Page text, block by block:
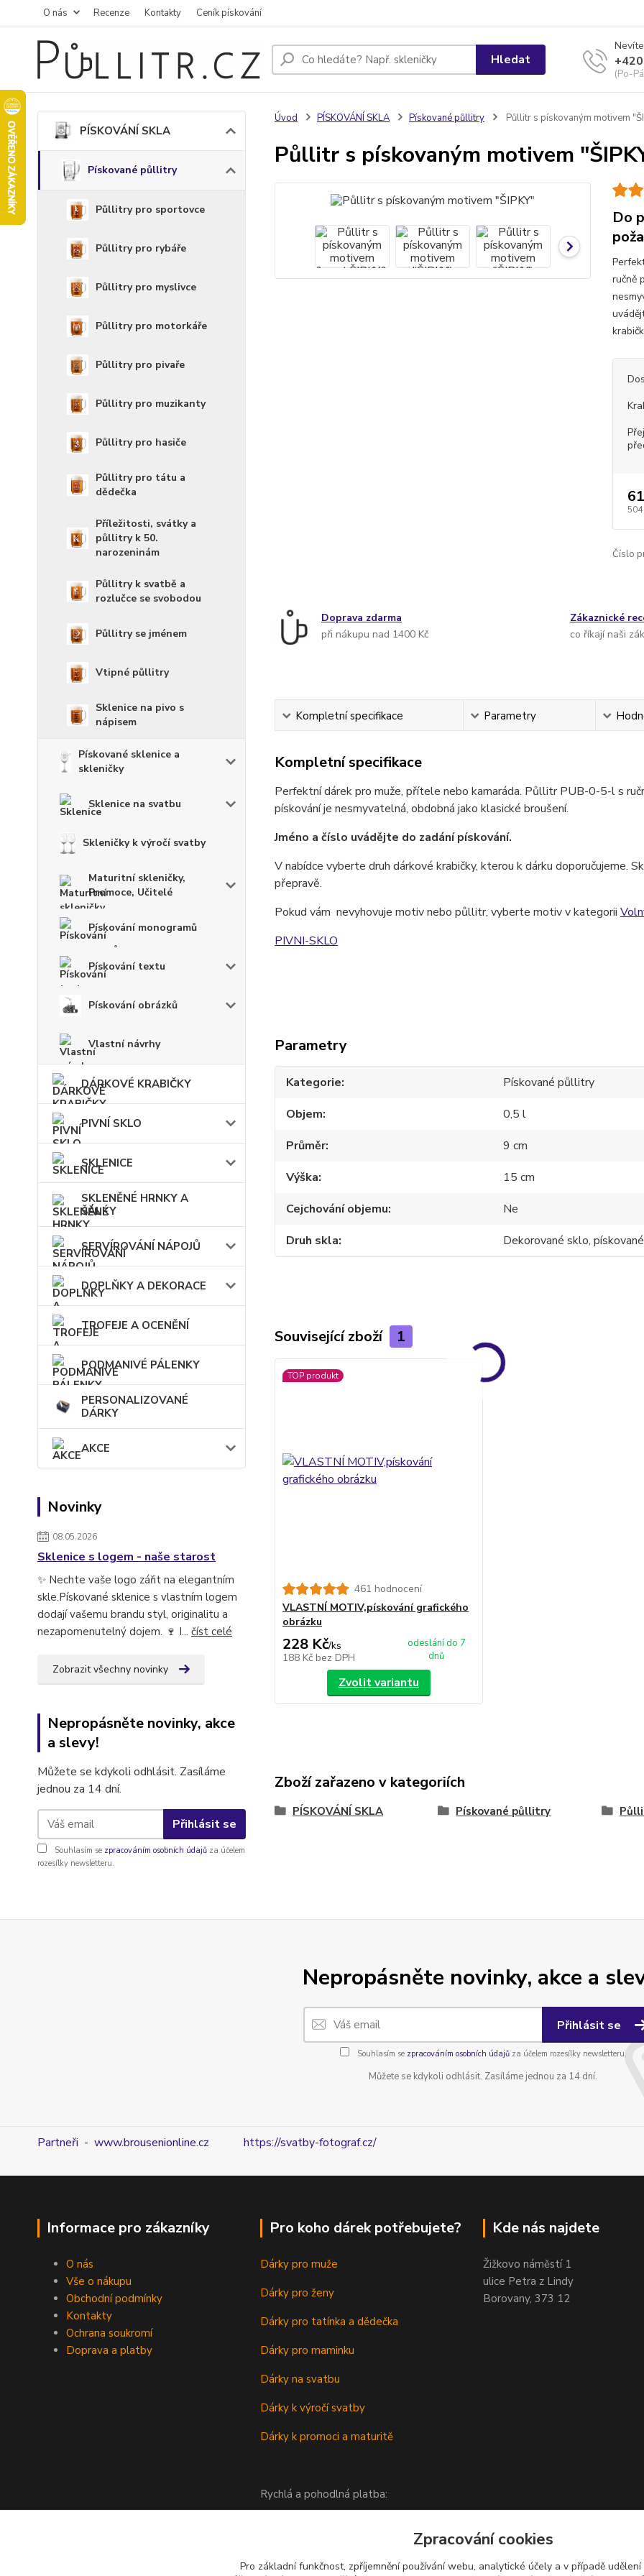
O nás Recenze Kontakty Ceník pískování
Hledat
(Po-
PÍSKOVÁNÍ SKLA
Pískované půllitry
Půllitry pro sportovce
Půllitry pro rybáře
Půllitry pro myslivce
Půllitry pro motorkáře
Půllitry pro pivaře
Půllitry pro muzikanty
Půllitry pro hasiče
Půllitry pro tátu a
dědečka
Příležitosti, svátky a
půllitry k 50.
narozeninám
Půllitry k svatbě a
rozlučce se svobodou
Půllitry se jménem
Vtipné půllitry
Sklenice na pivo s
nápisem
Pískované sklenice a
skleničky
Sklenice na svatbu
Skleničky k výročí svatby
Maturitní skleničky,
Promoce, Učitelé
Pískování monogramů
Pískování textu
Pískování obrázků
Vlastní návrhy
DÁRKOVÉ KRABIČKY
PIVNÍ SKLO
SKLENICE
SKLENĚNÉ HRNKY A
ŠÁLKY
SERVÍROVÁNÍ NÁPOJŮ
DOPLŇKY A DEKORACE
TROFEJE A OCENĚNÍ
PODMANIVÉ PÁLENKY
PERSONALIZOVANÉ
DÁRKY
AKCE
Novinky
08.05.2026
Sklenice s logem - naše starost
✨ Nechte vaše logo zářit na elegantním
skle.Pískované sklenice s vlastním logem
dodají vašemu brandu styl, originalitu a
nezapomenutelný dojem. 🍷 I... číst celé
Zobrazit všechny novinky
Nepropásněte novinky, akce
a slevy!
Můžete se kdykoli odhlásit. Zasíláme
jednou za 14 dní.
Přihlásit se
Souhlasím se zpracováním osobních údajů za účelem
rozesílky newsletteru.
Úvod PÍSKOVÁNÍ SKLA Pískované půllitry Půllitr s pískovaným motivem
Půllitr s pískovaným motivem
Do
ručně
504
Číslo
Doprava zdarma
při nákupu nad 1400 Kč
Zákaznické
co říkají naši
Kompletní specifikace Parametry
Kompletní specifikace
Perfektní dárek pro muže, přítele nebo kamaráda. Půllitr PUB-0-5-l s
pískování je nesmyvatelná, obdobná jako klasické broušení.
Jméno a číslo uvádějte do zadání pískování.
V nabídce vyberte druh dárkové krabičky, kterou k dárku doporučujeme.
přepravě.
Pokud vám nevyhovuje motiv nebo půllitr, vyberte motiv v kategorii
PIVNI-SKLO
Parametry
Kategorie
Pískované půllitry
Objem
0,5 l
Průměr
9 cm
Výška
15 cm
Cejchování objemu
Ne
Druh skla
Dekorované sklo,
Související zboží 1
TOP produkt
461 hodnocení
VLASTNÍ MOTIV,pískování grafického
obrázku
228 Kč/ks
188 Kč bez DPH
odeslání do 7
dnů
Zvolit variantu
Zboží zařazeno v kategoriích
PÍSKOVÁNÍ SKLA Pískované půllitry
Nepropásněte novinky, akce a
Přihlásit se
Souhlasím se zpracováním osobních údajůza účelem rozesílky newsletteru.
Můžete se kdykoli odhlásit. Zasíláme jednou za 14 dní.
Partneři - www.brousenionline.cz https://svatby-fotograf.cz/
Informace pro zákazníky
O nás
Vše o nákupu
Obchodní podmínky
Kontakty
Ochrana soukromí
Doprava a platby
Pro koho dárek potřebujete?
Dárky pro muže
Dárky pro ženy
Dárky pro tatínka a dědečka
Dárky pro maminku
Dárky na svatbu
Dárky k výročí svatby
Dárky k promoci a maturitě
Rychlá a pohodlná platba:
Kde nás najdete
Žižkovo náměstí 1
ulice Petra z Lindy
Borovany, 373 12
Zpracování cookies
Pro základní funkčnost, zpříjemnění používání webu, analytické účely a v případě udělení